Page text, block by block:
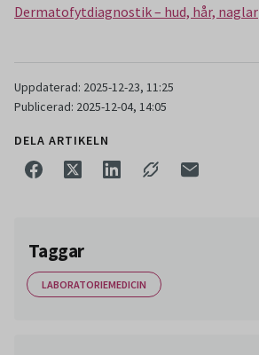
Dermatofytdiagnostik – hud, hår, naglar
Uppdaterad: 2025-12-23, 11:25
Publicerad: 2025-12-04, 14:05
DELA ARTIKELN
Taggar
LABORATORIEMEDICIN